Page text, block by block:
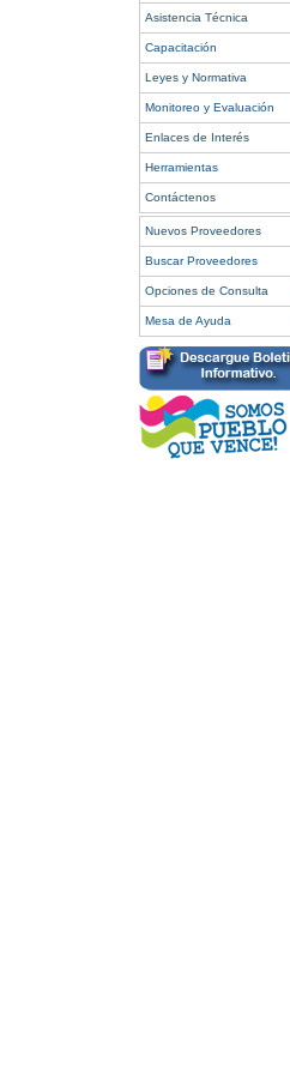
Asistencia Técnica
Capacitación
Leyes y Normativa
Monitoreo y Evaluación
Enlaces de Interés
Herramientas
Contáctenos
Nuevos Proveedores
Buscar Proveedores
Opciones de Consulta
Mesa de Ayuda